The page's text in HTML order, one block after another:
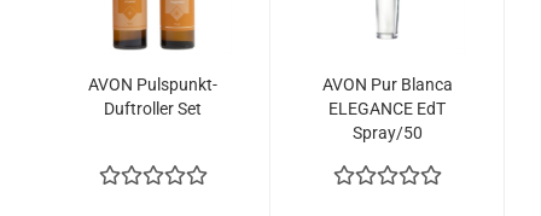
AVON Pulspunkt-​​
Duftrol­ler Set
AVON Pur Blan­ca
ELE­GAN­CE EdT
Spray/50